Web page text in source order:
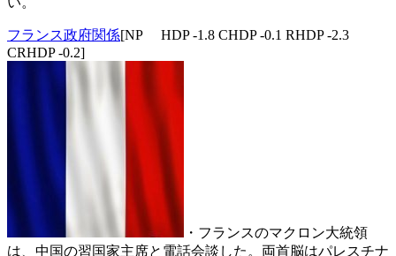
フランス政府関係[NP HDP -1.8 CHDP -0.1 RHDP -2.3
CRHDP -0.2]
・フランスのマクロン大統領
は、中国の習国家主席と電話会談した。両首脳はパレスチナ